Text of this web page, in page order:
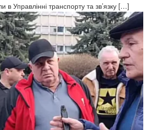
в Управлінні транспорту та зв’язку […]